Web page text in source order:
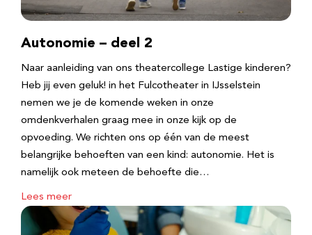
Autonomie – deel 2
Naar aanleiding van ons theatercollege Lastige kinderen?
Heb jij even geluk! in het Fulcotheater in IJsselstein
nemen we je de komende weken in onze
omdenkverhalen graag mee in onze kijk op de
opvoeding. We richten ons op één van de meest
belangrijke behoeften van een kind: autonomie. Het is
namelijk ook meteen de behoefte die…
Lees meer